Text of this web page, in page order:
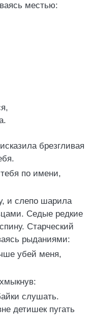
местью:
брезгливая
по имени,
и слепо шарила
Седые редкие
Старческий
рыданиями:
убей меня,
слушать.
детишек пугать